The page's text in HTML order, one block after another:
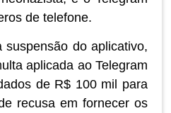
de telefone.
do aplicativo,
aplicada ao Telegram
de R$ 100 mil para
recusa em fornecer os